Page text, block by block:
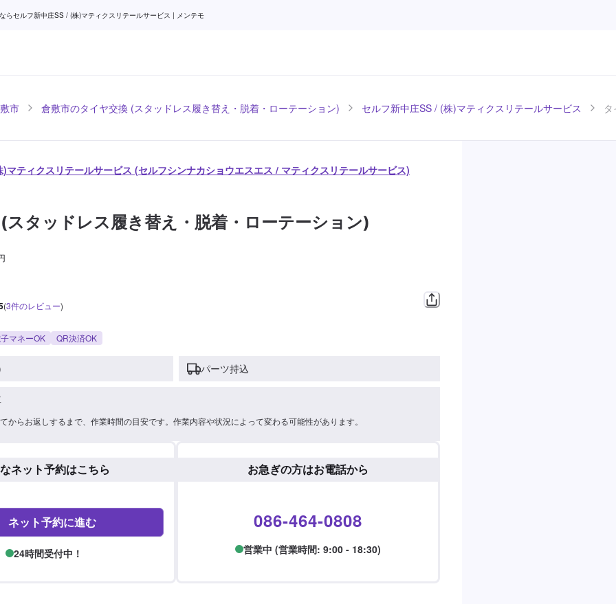
らセルフ新中庄SS / (株)マティクスリテールサービス | メンテモ
市 倉敷市のタイヤ交換 (スタッドレス履き替え・脱着・ローテーション) セルフ新中庄SS / (株)マティクスリテールサービス
マティクスリテールサービス (セルフシンナカショウエスエス / マティクスリテールサービス)
スタッドレス履き替え・脱着・ローテーション)
(3件のレビュー)
マネーOK QR決済OK
パーツ持込
からお返しするまで、作業時間の目安です。作業内容や状況によって変わる可能性があります。
ネット予約はこちら
ネット予約に進む
24時間受付中！
お急ぎの方はお電話から
086-464-0808
営業中 (営業時間: 9:00 - 18:30)